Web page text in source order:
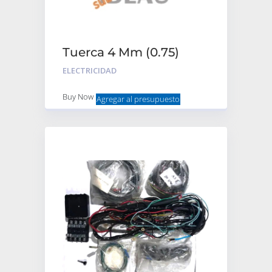
Tuerca 4 Mm (0.75)
ELECTRICIDAD
Buy Now Agregar al presupuesto